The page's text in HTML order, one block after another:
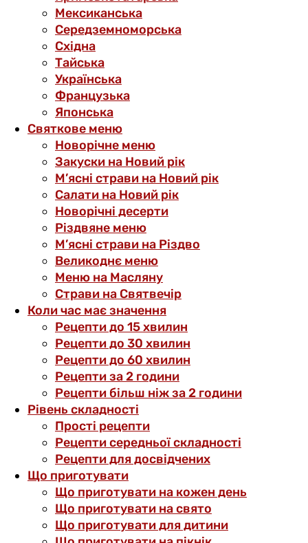
Мексиканська
Середземноморська
Східна
Тайська
Українська
Французька
Японська
Святкове меню
Новорічне меню
Закуски на Новий рік
М’ясні страви на Новий рік
Салати на Новий рік
Новорічні десерти
Різдвяне меню
М’ясні страви на Різдво
Великоднє меню
Меню на Масляну
Страви на Святвечір
Коли час має значення
Рецепти до 15 хвилин
Рецепти до 30 хвилин
Рецепти до 60 хвилин
Рецепти за 2 години
Рецепти більш ніж за 2 години
Рівень складності
Прості рецепти
Рецепти середньої складності
Рецепти для досвідчених
Що приготувати
Що приготувати на кожен день
Що приготувати на свято
Що приготувати для дитини